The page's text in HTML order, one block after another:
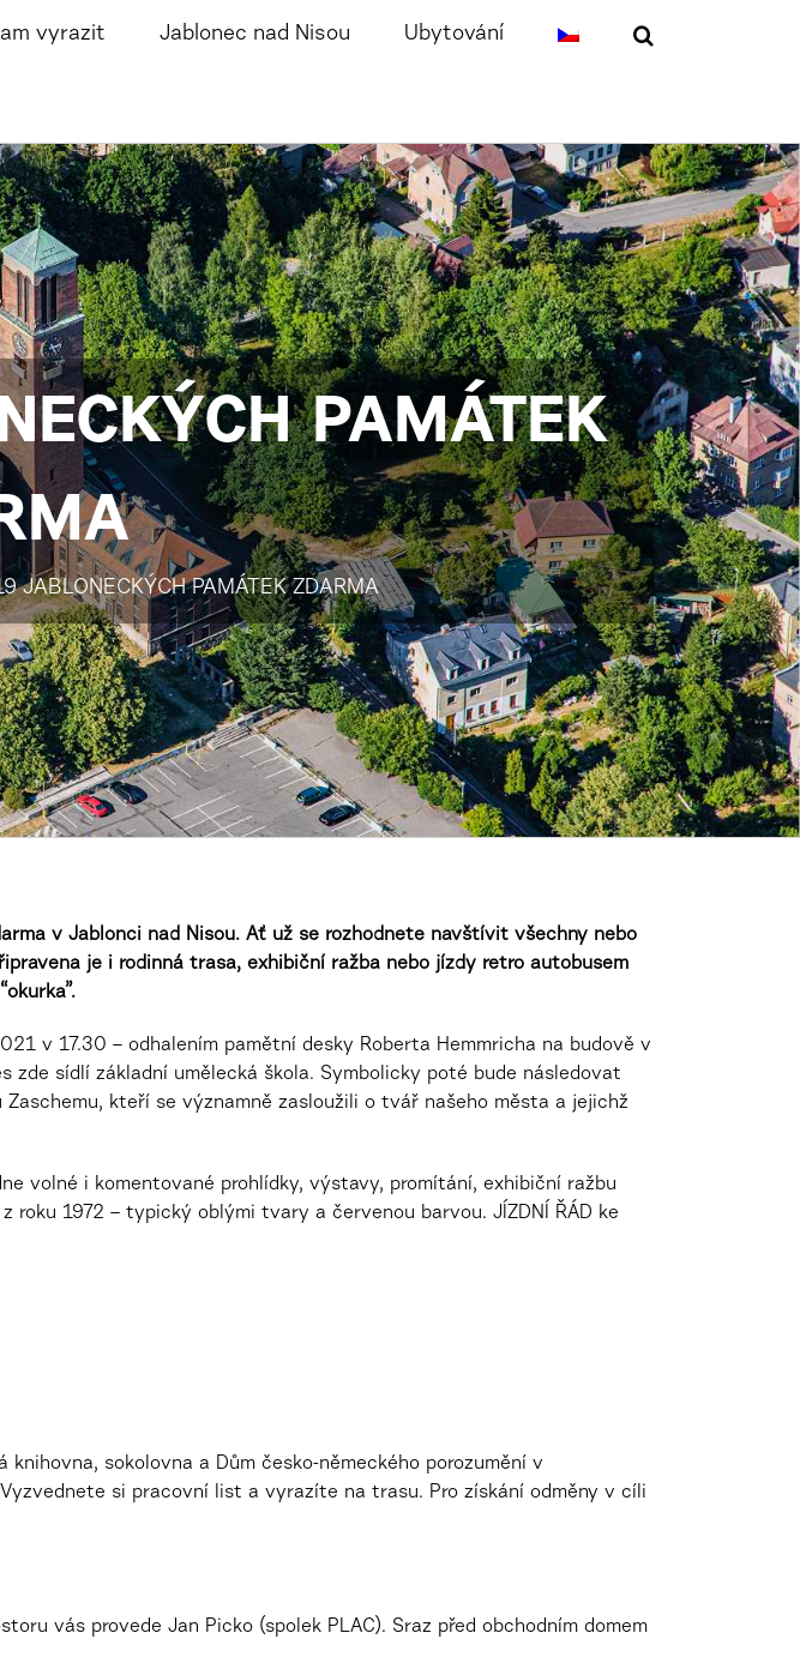
vyrazit Jablonec nad Nisou Ubytování
PAMÁTEK
JABLONECKÝCH PAMÁTEK ZDARMA
v Jablonci nad Nisou. Ať už se rozhodnete navštívit všechny nebo
je i rodinná trasa, exhibiční ražba nebo jízdy retro autobusem
v 17.30 – odhalením pamětní desky Roberta Hemmricha na budově v
zde sídlí základní umělecká škola. Symbolicky poté bude následovat
kteří se významně zasloužili o tvář našeho města a jejichž
volné i komentované prohlídky, výstavy, promítání, exhibiční ražbu
1972 – typický oblými tvary a červenou barvou. JÍZDNÍ ŘÁD ke
sokolovna a Dům česko-německého porozumění v
si pracovní list a vyrazíte na trasu. Pro získání odměny v cíli
vás provede Jan Picko (spolek PLAC). Sraz před obchodním domem